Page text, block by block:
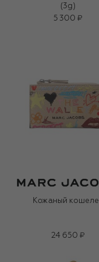
(3g)
5 300 ₽
Кожаный
24 650 ₽